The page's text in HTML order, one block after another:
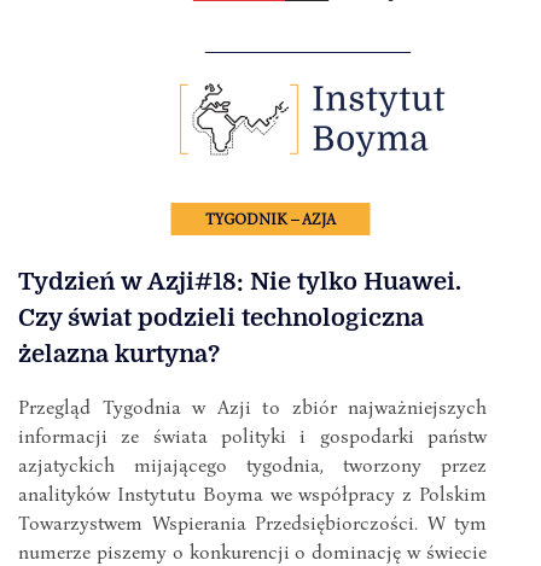
TYGODNIK – AZJA
Tydzień w Azji#18: Nie tylko Huawei.
Czy świat podzieli technologiczna
żelazna kurtyna?
Przegląd Tygodnia w Azji to zbiór najważniejszych
informacji ze świata polityki i gospodarki państw
azjatyckich mijającego tygodnia, tworzony przez
analityków Instytutu Boyma we współpracy z Polskim
Towarzystwem Wspierania Przedsiębiorczości. W tym
numerze piszemy o konkurencji o dominację w świecie